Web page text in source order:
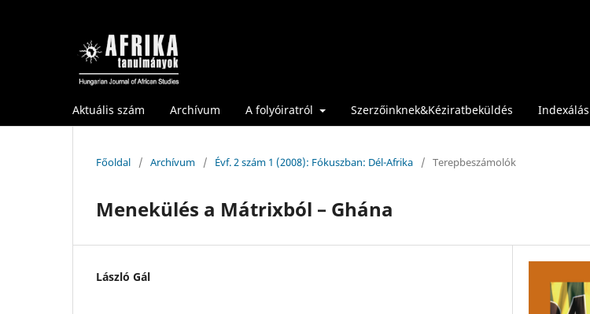
Aktuális szám Archívum A folyóiratról Szerzőinknek&Kéziratbeküldés Indexálás
Főoldal / Archívum / Évf. 2 szám 1 (2008): Fókuszban: Dél-Afrika / Terepbeszámolók
Menekülés a Mátrixból – Ghána
László Gál